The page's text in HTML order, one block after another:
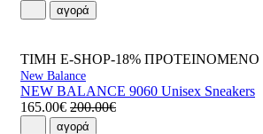
αγορά
ΤΙΜΗ E-SHOP-18% ΠΡΟΤΕΙΝΟΜΕΝΟ
New Balance
NEW BALANCE 9060 Unisex Sneakers
165.00€ 200.00€
αγορά